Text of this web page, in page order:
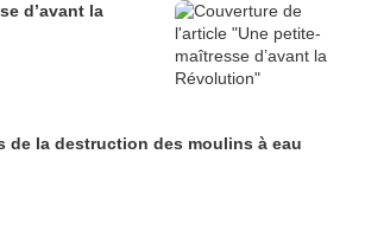
d’avant la
de la destruction des moulins à eau